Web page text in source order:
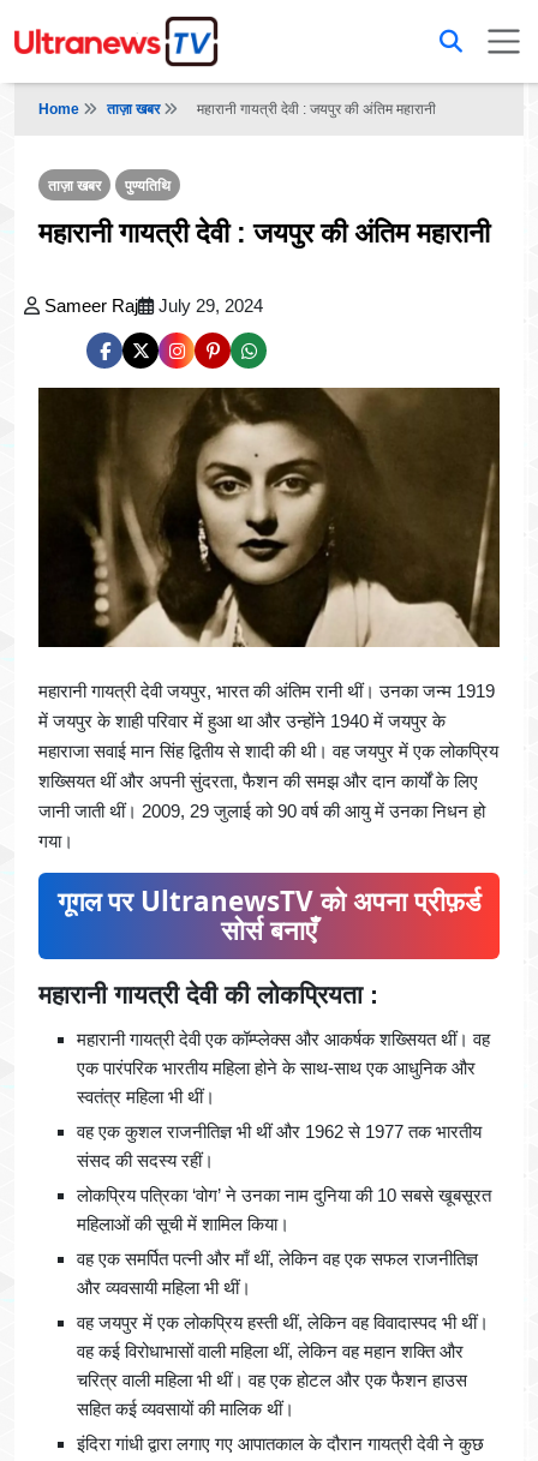
Home ताज़ा खबर महारानी गायत्री देवी : जयपुर की अंतिम महारानी
ताज़ा खबर पुण्यतिथि
महारानी गायत्री देवी : जयपुर की अंतिम महारानी
Sameer Raj July 29, 2024
महारानी गायत्री देवी जयपुर, भारत की अंतिम रानी थीं। उनका जन्म 1919
में जयपुर के शाही परिवार में हुआ था और उन्होंने 1940 में जयपुर के
महाराजा सवाई मान सिंह द्वितीय से शादी की थी। वह जयपुर में एक लोकप्रिय
शख्सियत थीं और अपनी सुंदरता, फैशन की समझ और दान कार्यों के लिए
जानी जाती थीं। 2009, 29 जुलाई को 90 वर्ष की आयु में उनका निधन हो
गया।
गूगल पर UltranewsTV को अपना प्रीफ़र्ड
सोर्स बनाएँ
महारानी गायत्री देवी की लोकप्रियता :
महारानी गायत्री देवी एक कॉम्प्लेक्स और आकर्षक शख्सियत थीं। वह
एक पारंपरिक भारतीय महिला होने के साथ-साथ एक आधुनिक और
स्वतंत्र महिला भी थीं।
वह एक कुशल राजनीतिज्ञ भी थीं और 1962 से 1977 तक भारतीय
संसद की सदस्य रहीं।
लोकप्रिय पत्रिका ‘वोग’ ने उनका नाम दुनिया की 10 सबसे खूबसूरत
महिलाओं की सूची में शामिल किया।
वह एक समर्पित पत्नी और माँ थीं, लेकिन वह एक सफल राजनीतिज्ञ
और व्यवसायी महिला भी थीं।
वह जयपुर में एक लोकप्रिय हस्ती थीं, लेकिन वह विवादास्पद भी थीं।
वह कई विरोधाभासों वाली महिला थीं, लेकिन वह महान शक्ति और
चरित्र वाली महिला भी थीं। वह एक होटल और एक फैशन हाउस
सहित कई व्यवसायों की मालिक थीं।
इंदिरा गांधी द्वारा लगाए गए आपातकाल के दौरान गायत्री देवी ने कुछ